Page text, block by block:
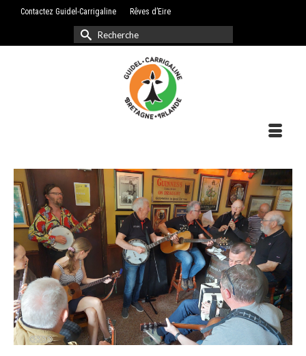
Contactez Guidel-Carrigaline Rêves d’Eire
Rechercher :